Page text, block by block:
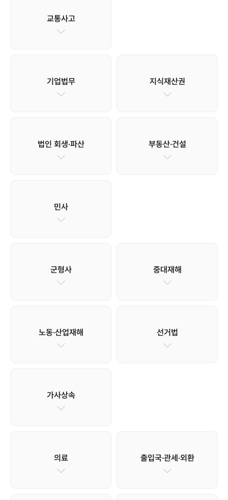
교통사고
기업법무 지식재산권
법인 회생·파산 부동산·건설
민사
군형사 중대재해
노동·산업재해 선거법
가사상속
의료 출입국·관세·외환